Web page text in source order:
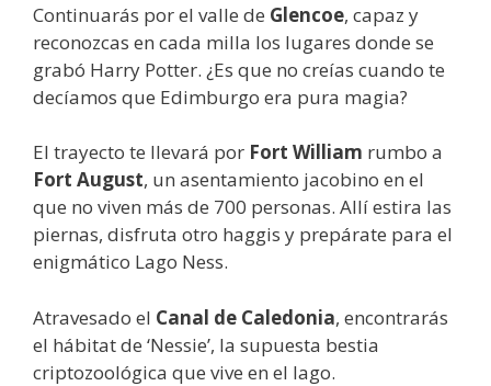
Continuarás por el valle de Glencoe, capaz y
reconozcas en cada milla los lugares donde se
grabó Harry Potter. ¿Es que no creías cuando te
decíamos que Edimburgo era pura magia?
El trayecto te llevará por Fort William rumbo a
Fort August, un asentamiento jacobino en el
que no viven más de 700 personas. Allí estira las
piernas, disfruta otro haggis y prepárate para el
enigmático Lago Ness.
Atravesado el Canal de Caledonia, encontrarás
el hábitat de ‘Nessie’, la supuesta bestia
criptozoológica que vive en el lago.